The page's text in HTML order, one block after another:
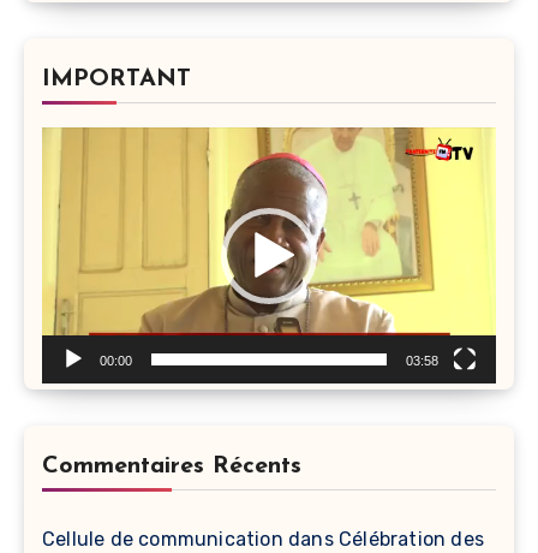
IMPORTANT
00:00 03:58
Commentaires Récents
Cellule de communication dans Célébration des